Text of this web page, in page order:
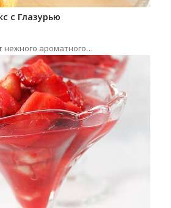
с Глазурью
нежного ароматного…